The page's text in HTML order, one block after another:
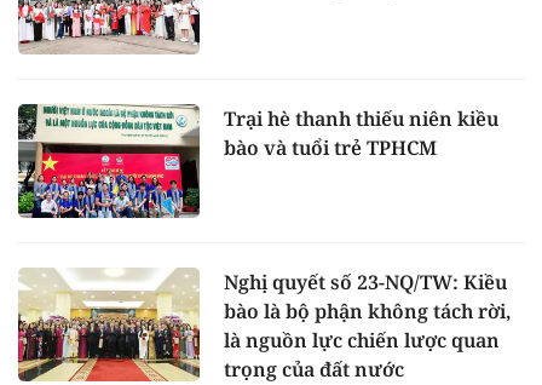
Trại hè thanh thiếu niên kiều
bào và tuổi trẻ TPHCM
Nghị quyết số 23-NQ/TW: Kiều
bào là bộ phận không tách rời,
là nguồn lực chiến lược quan
trọng của đất nước